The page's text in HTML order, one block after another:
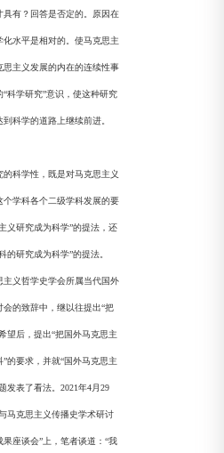
有？回答是否定的。原因在
水平是相对的。使马克思主
思主义发展的内在的连续性事
科学研究”意识，使这种研究
科学的道路上继续前进。
科学性，既是对马克思主义
学科各个二级学科发展的要
义研究成为科学”的提法，还
的研究成为科学”的提法。
主义哲学史学会所属当代国外
的致辞中，继以往提出“把
望后，提出“把国外马克思主
的要求，并就“国外马克思主
发表了看法。2021年4月29
马克思主义传播史学术研讨
座谈会”上，笔者谈道：“我